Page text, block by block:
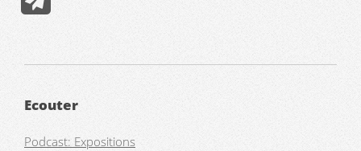
Ecouter
Podcast: Expositions